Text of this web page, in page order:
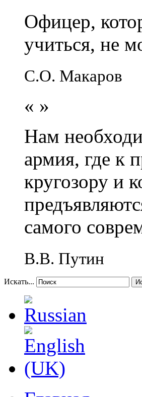
Офицер,
учиться, не
С.О. Макаров
« »
Нам
армия, где к
кругозору и
самого
В.В. Путин
Искать...